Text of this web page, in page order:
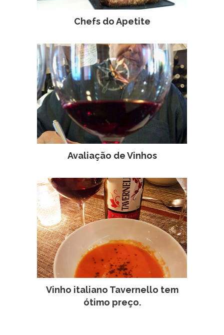
Chefs do Apetite
Avaliação de Vinhos
Vinho italiano Tavernello tem
ótimo preço.